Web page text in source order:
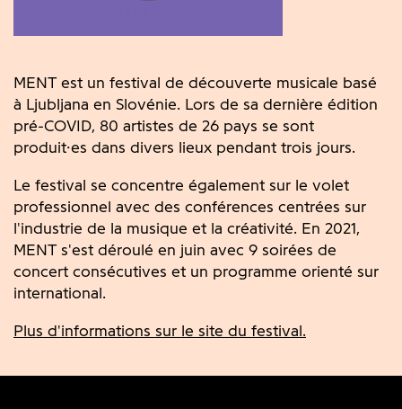
MENT est un festival de découverte musicale basé
à Ljubljana en Slovénie. Lors de sa dernière édition
pré-COVID, 80 artistes de 26 pays se sont
produit·es dans divers lieux pendant trois jours.
Le festival se concentre également sur le volet
professionnel avec des conférences centrées sur
l'industrie de la musique et la créativité. En 2021,
MENT s'est déroulé en juin avec 9 soirées de
concert consécutives et un programme orienté sur
international.
Plus d'informations sur le site du festival.